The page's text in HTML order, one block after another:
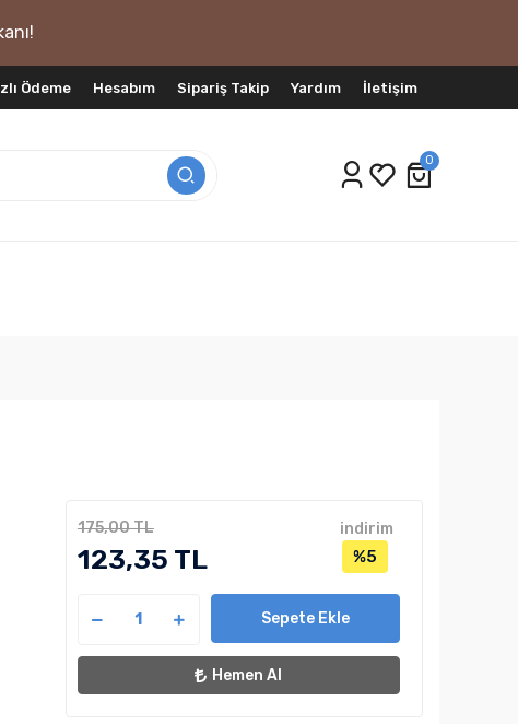
Ödeme Hesabım Sipariş Takip Yardım İletişim
0
175,00 TL
123,35 TL
indirim
%5
Sepete Ekle
Hemen Al